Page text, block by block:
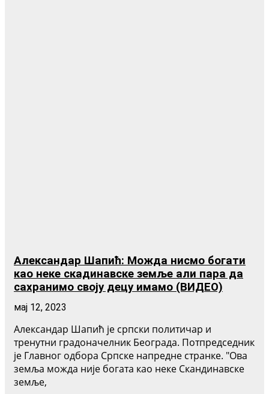
Александар Шапић: Можда нисмо богати
као неке скадинавске земље али пара да
сахранимо своју децу имамо (ВИДЕО)
мај 12, 2023
Александар Шапић је српски политичар и
тренутни градоначелник Београда. Потпредседник
је Главног одбора Српске напредне странке. "Ова
земља можда није богата као неке Скандинавске
земље,